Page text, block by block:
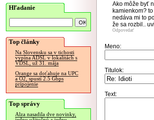
Hľadanie
Top články
Na Slovensku sa v tichosti
vypína ADSL v lokalitách s
VDSL, už 31. mája
Orange sa doťahuje na UPC
a O2, spustí 2.5 Gbps
pripojenie
Top správy
Alza nasadila dve novinky,
Ako môže byť
kamienkom?
nedáva mi to
že sa rozbil..
Odpovedať
Meno:
Titulok:
Text: